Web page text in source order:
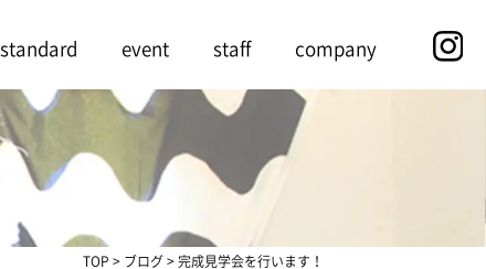
standard event staff company
TOP > ブログ > 完成見学会を行います！